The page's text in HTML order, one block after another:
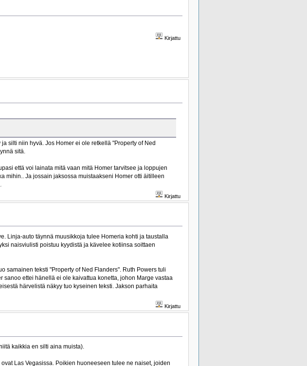
Kirjattu
silti niin hyvä. Jos Homer ei ole retkellä "Property of Ned
sitä.
että voi lainata mitä vaan mitä Homer tarvitsee ja loppujen
mihin.. Ja jossain jaksossa muistaakseni Homer otti äitilleen
Kirjattu
Linja-auto täynnä muusikkoja tulee Homeria kohti ja taustalla
naisviulisti poistuu kyydistä ja kävelee kotiinsa soittaen
samainen teksti "Property of Ned Flanders". Ruth Powers tuli
sanoo ettei hänellä ei ole kaivattua konetta, johon Marge vastaa
härvelistä näkyy tuo kyseinen teksti. Jakson parhaita
Kirjattu
kaikkia en silti aina muista).
Las Vegasissa. Poikien huoneeseen tulee ne naiset, joiden